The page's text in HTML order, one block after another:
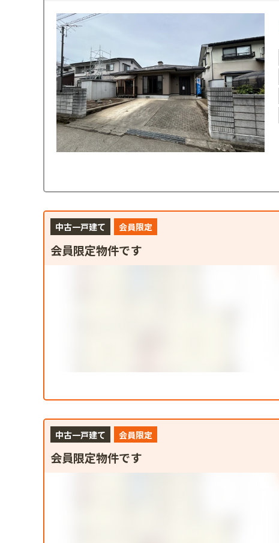
中古一戸建て 会員限定
会員限定物件です
中古一戸建て 会員限定
会員限定物件です